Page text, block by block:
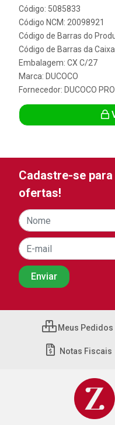
Código: 5085833
Código NCM: 20098921
Código de Barras do
Código de Barras da
Embalagem: CX C/27
Marca: DUCOCO
Fornecedor: DUCOCO
Cadastre-se
ofertas!
Meus Pedidos
Notas Fiscais